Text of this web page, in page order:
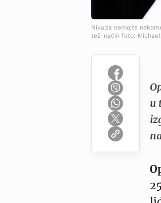
Nikada nemojte
teži način foto: Michael
u